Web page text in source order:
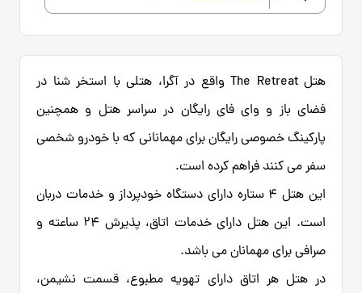
هتل The Retreat واقع در آگرا، هتلی با استخر شنا در
فضای باز و وای فای رایگان در سراسر هتل و همچنین
پارکینگ خصوصی رایگان برای مهمانانی که با خودرو شخصی
سفر می کنند فراهم کرده است.
این هتل 4 ستاره دارای دستگاه خودپرداز و خدمات دربان
است. این هتل دارای خدمات اتاق، پذیرش 24 ساعته و
صرافی برای مهمانان می باشد.
در هتل هر اتاق دارای تهویه مطبوع، قسمت نشیمن،